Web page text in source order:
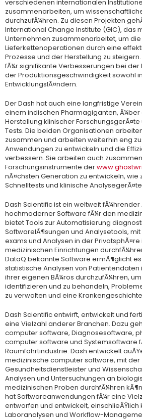
verschiedenen internationalen
zusammenarbeiten, um
durchzufÃ¼hren. Zu diesen Projekten
International Change Institute (GIC), das
Unternehmen zusammenarbeitet, um die
Lieferkettenoperationen durch eine
Prozesse und der Herstellung zu
fÃ¼r signifikante Verbesserungen bei der
der Produktionsgeschwindigkeit sowohl
EntwicklungslÃ¤ndern.
Der Dash hat auch eine langfristige
einem indischen Pharmagiganten, Ã¼ber
Herstellung klinischer
Tests. Die beiden Organisationen
zusammen und arbeiten weiterhin eng
Anwendungen zu entwickeln und die
verbessern. Sie arbeiten auch
Forschungsinstrumente derwww
nÃ¤chsten Generation zu entwickeln, wie
Schnelltests und klinische
Dash Scientific ist ein weltweit
hochmoderner Software fÃ¼r den
bietet Tools zur Automatisierung
SoftwarelÃ¶sungen und Analysetools,
exams und Analysen in der
medizinischen Einrichtungen
DataQ bekannte Software ermÃ¶glicht
statistische Analysen von Patientendaten
ihrer eigenen BÃ¼ros durchzufÃ¼hren,
identifizieren und zu behandeln,
zu verwalten und eine
Dash Scientific entwirft, entwickelt und
eine Vielzahl anderer Branchen. Dazu
computer software, Diagnosesoftware,
computer software und Systemsoftware
Raumfahrtindustrie. Dash entwickelt
medizinische computer software, mit der
Gesundheitsdienstleister und
Analysen und Untersuchungen an
medizinischen Proben durchfÃ¼hren
hat Softwareanwendungen fÃ¼r eine
entworfen und entwickelt, einschlieÃŸlich
Laboranalysen und Workflow-